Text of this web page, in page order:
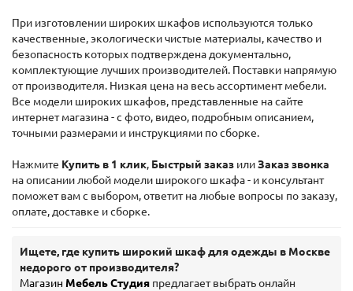
При изготовлении широких шкафов используются только
качественные, экологически чистые материалы, качество и
безопасность которых подтверждена документально,
комплектующие лучших производителей. Поставки напрямую
от производителя. Низкая цена на весь ассортимент мебели.
Все модели широких шкафов, представленные на сайте
интернет магазина - с фото, видео, подробным описанием,
точными размерами и инструкциями по сборке.
Нажмите Купить в 1 клик, Быстрый заказ илиЗаказ звонка
на описании любой модели широкого шкафа - и консультант
поможет вам с выбором, ответит на любые вопросы по заказу,
оплате, доставке и сборке.
Ищете, где купить широкий шкаф для одежды в Москве
недорого от производителя?
Магазин Мебель Студия предлагает выбрать онлайн